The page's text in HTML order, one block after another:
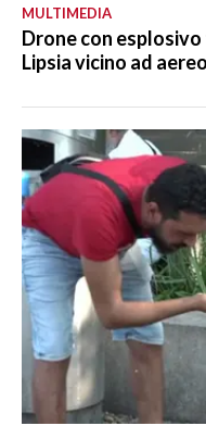
MULTIMEDIA
Drone con
Lipsia vicino ad